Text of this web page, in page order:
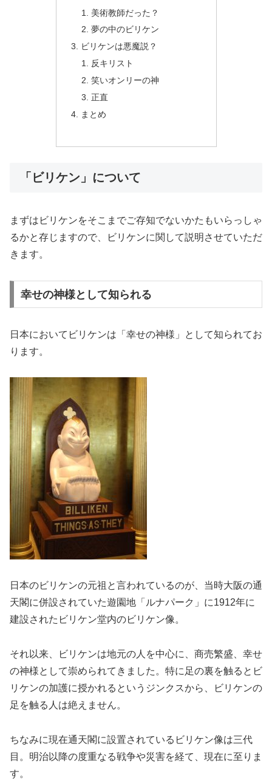
美術教師だった？
夢の中のビリケン
ビリケンは悪魔説？
反キリスト
笑いオンリーの神
正直
まとめ
「ビリケン」について
まずはビリケンをそこまでご存知でないかたもいらっしゃ
るかと存じますので、ビリケンに関して説明させていただ
きます。
幸せの神様として知られる
日本においてビリケンは「幸せの神様」として知られてお
ります。
日本のビリケンの元祖と言われているのが、当時大阪の通
天閣に併設されていた遊園地「ルナパーク」に1912年に
建設されたビリケン堂内のビリケン像。
それ以来、ビリケンは地元の人を中心に、商売繁盛、幸せ
の神様として崇められてきました。特に足の裏を触るとビ
リケンの加護に授かれるというジンクスから、ビリケンの
足を触る人は絶えません。
ちなみに現在通天閣に設置されているビリケン像は三代
目。明治以降の度重なる戦争や災害を経て、現在に至りま
す。